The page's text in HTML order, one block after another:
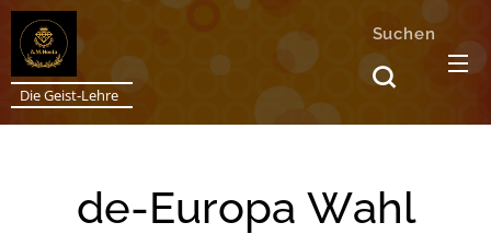
Die Geist-Lehre
Suchen
de-Europa Wahl